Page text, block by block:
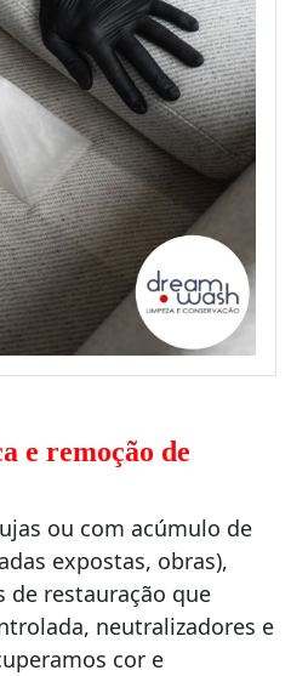
e remoção de
ou com acúmulo de
expostas, obras),
de restauração que
neutralizadores e
cor e